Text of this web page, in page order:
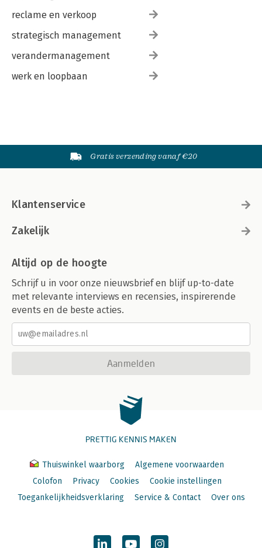
reclame en verkoop
strategisch management
verandermanagement
werk en loopbaan
Gratis verzending vanaf €20
Klantenservice
Zakelijk
Altijd op de hoogte
Schrijf u in voor onze nieuwsbrief en blijf up-to-date
met relevante interviews en recensies, inspirerende
events en de beste acties.
Aanmelden
PRETTIG KENNIS MAKEN
Thuiswinkel waarborg
Algemene voorwaarden
Colofon
Privacy Cookies
Cookie instellingen
Toegankelijkheidsverklaring
Service & Contact Over ons